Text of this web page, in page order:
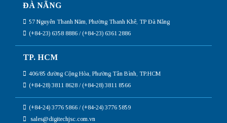
ĐÀ NẴNG
57 Nguyễn Thanh Năm, Phường Thanh Khê, TP Đà Nẵng
(+84-23) 6358 8886 / (+84-23) 6361 2886
TP. HCM
406/85 đường Cộng Hòa, Phường Tân Bình, TP.HCM
(+84-28) 3811 8628 / (+84-28) 3811 8566
(+84-24) 3776 5866 / (+84-24) 3776 5859
sales@digitechjsc.com.vn